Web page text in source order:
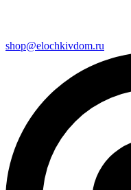
shop@elochkivdom.ru